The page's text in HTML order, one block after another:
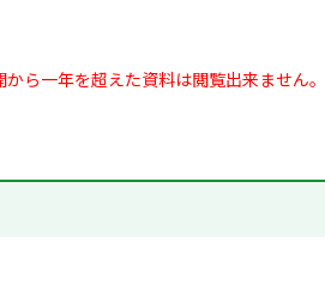
ら一年を超えた資料は閲覧出来ません。